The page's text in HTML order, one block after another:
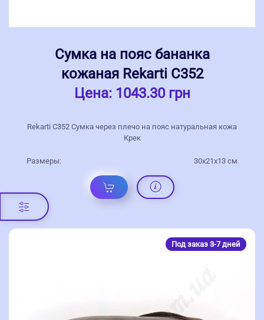
Сумка на пояс бананка
кожаная Rekarti С352
Цена: 1043.30 грн
Rekarti С352 Сумка через плечо на пояс натуральная кожа
Крек
Размеры: 30х21х13 см
Под заказ 3-7 дней